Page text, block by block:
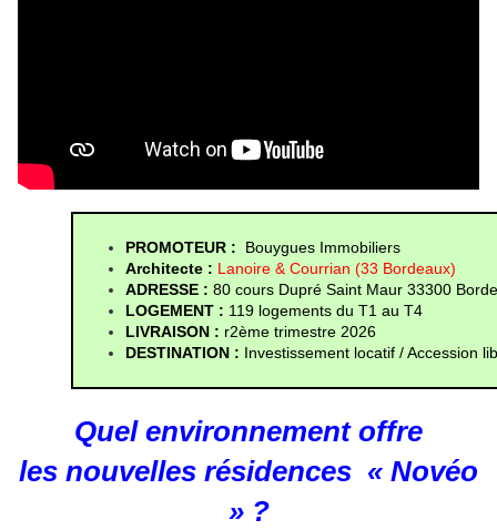
PROMOTEUR :
Bouygues Immobiliers
Architecte : Lanoire & Courrian (33 Bordeaux)
ADRESSE : 80 cours Dupré Saint Maur 33300
LOGEMENT : 119 logements du T1 au T4
LIVRAISON : r2ème trimestre 2026
DESTINATION : Investissement locatif / Accession
Quel environnement offre
les nouvelles résidences « Novéo
» ?